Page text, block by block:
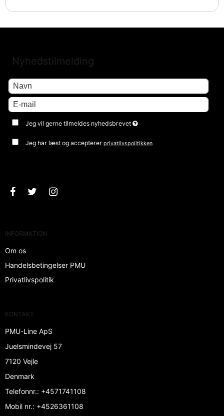
Nyhedstilmelding
Jeg vil gerne tilmeldes nyhedsbrevet
Jeg har læst og acceptererprivatlivspolitikken
INFORMATION
Om os
Handelsbetingelser PMU
Privatlivspolitik
KONTAKT
PMU-Line ApS
Juelsmindevej 57
7120 Vejle
Denmark
Telefonnr.: +4571741108
Mobil nr.: +4526361108